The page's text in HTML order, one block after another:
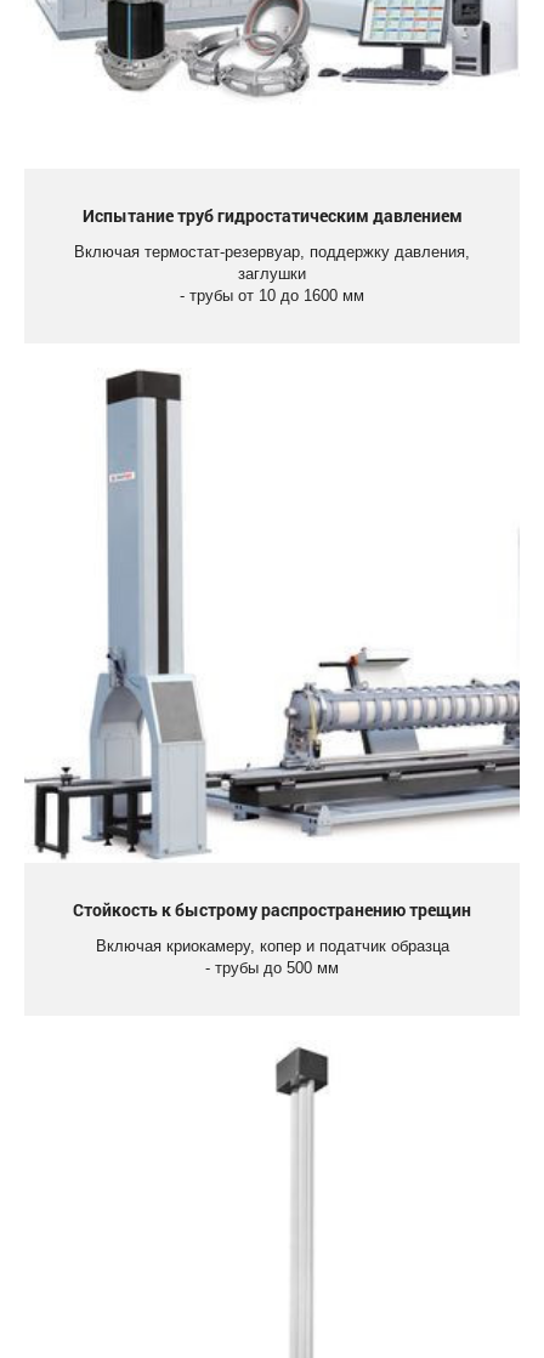
Испытание труб гидростатическим давлением
Включая термостат-резервуар, поддержку давления,
заглушки
- трубы от 10 до 1600 мм
Стойкость к быстрому распространению трещин
Включая криокамеру, копер и податчик образца
- трубы до 500 мм